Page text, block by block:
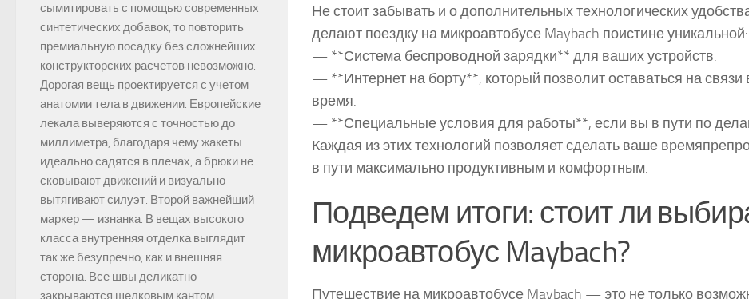
Не стоит забывать и о дополнительных технологических
делают поездку на микроавтобусе Maybach поистине уникальной:
— **Система беспроводной зарядки** для ваших устройств.
— **Интернет на борту**, который позволит оставаться на
время.
— **Специальные условия для работы**, если вы в пути по
Каждая из этих технологий позволяет сделать ваше
в пути максимально продуктивным и комфортным.
Подведем итоги: стоит ли
микроавтобус Maybach?
Путешествие на микроавтобусе Maybach — это не только
сымитировать с помощью современных
синтетических добавок, то повторить
премиальную посадку без сложнейших
конструкторских расчетов невозможно.
Дорогая вещь проектируется с учетом
анатомии тела в движении. Европейские
лекала выверяются с точностью до
миллиметра, благодаря чему жакеты
идеально садятся в плечах, а брюки не
сковывают движений и визуально
вытягивают силуэт. Второй важнейший
маркер — изнанка. В вещах высокого
класса внутренняя отделка выглядит
так же безупречно, как и внешняя
сторона. Все швы деликатно
закрываются шелковым кантом,